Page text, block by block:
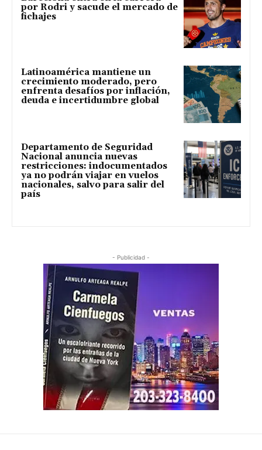
por Rodri y sacude el mercado de
fichajes
Latinoamérica mantiene un
crecimiento moderado, pero
enfrenta desafíos por inflación,
deuda e incertidumbre global
Departamento de Seguridad
Nacional anuncia nuevas
restricciones: indocumentados
ya no podrán viajar en vuelos
nacionales, salvo para salir del
país
- Publicidad -